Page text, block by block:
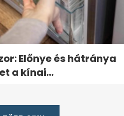
Előnye és hátránya
a kínai...